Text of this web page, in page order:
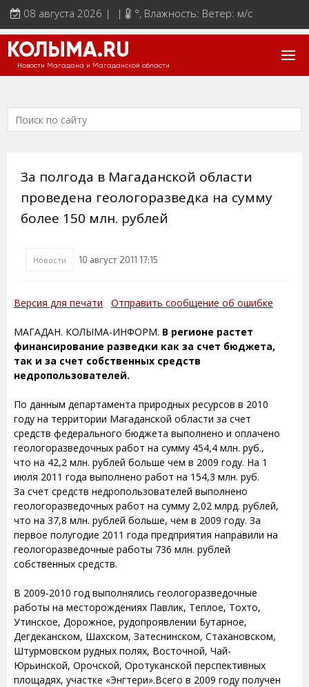
08 августа 2026 | | °, Влажность: Ветер: м/с
КОЛЫМА.RU
Новости Магадана и Магаданской области
За полгода в Магаданской области
проведена геологоразведка на сумму
более 150 млн. рублей
Новости 10 август 2011 17:15
Версия для печати Отправить сообщение об ошибке
МАГАДАН. КОЛЫМА-ИНФОРМ. В регионе растет
финансирование разведки как за счет бюджета,
так и за счет собственных средств
недропользователей.
По данным департамента природных ресурсов в 2010
году на территории Магаданской области за счет
средств федерального бюджета выполнено и оплачено
геологоразведочных работ на сумму 454,4 млн. руб.,
что на 42,2 млн. рублей больше чем в 2009 году. На 1
июля 2011 года выполнено работ на 154,3 млн. руб.
За счет средств недропользователей выполнено
геологоразведочных работ на сумму 2,02 млрд. рублей,
что на 37,8 млн. рублей больше, чем в 2009 году. За
первое полугодие 2011 года предприятия направили на
геологоразведочные работы 736 млн. рублей
собственных средств.
В 2009-2010 год выполнялись геологоразведочные
работы на месторождениях Павлик, Теплое, Тохто,
Утинское, Дорожное, рудопроявлении Бутарное,
Дегдеканском, Шахском, Затеснинском, Стахановском,
Штурмовском рудных полях, Восточной, Чай-
Юрьинской, Орочской, Оротуканской перспективных
площадях, участке «Энгтери».Всего в 2009 году получен